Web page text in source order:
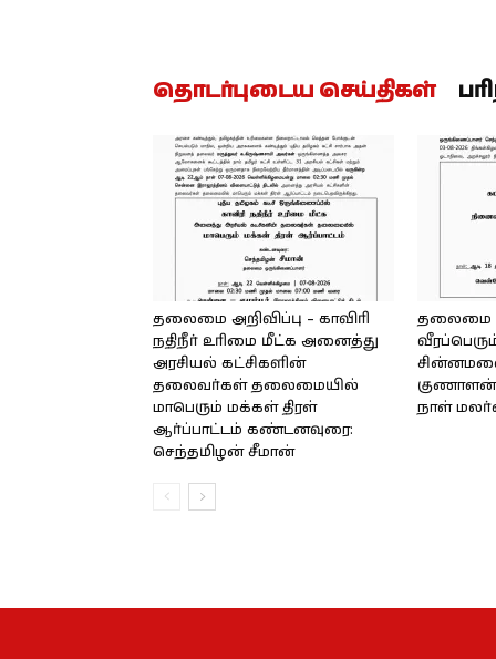
தொடர்புடைய செய்திகள்
தலைமை அறிவிப்பு – காவிரி
நதிநீர் உரிமை மீட்க அனைத்து
அரசியல் கட்சிகளின்
தலைவர்கள் தலைமையில்
மாபெரும் மக்கள் திரள்
ஆர்ப்பாட்டம் கண்டனவுரை:
செந்தமிழன் சீமான்
தலைமை
குணாளன்
நாள்